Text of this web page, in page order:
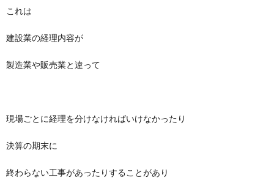
これは
建設業の経理内容が
製造業や販売業と違って
現場ごとに経理を分けなければいけなかったり
決算の期末に
終わらない工事があったりすることがあり